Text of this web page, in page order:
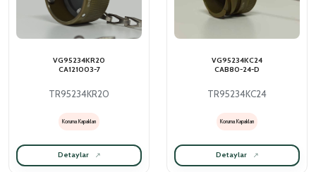
VG95234KR20
CA121003-7
TR95234KR20
Koruma Kapakları
Detaylar
VG95234KC24
CAB80-24-D
TR95234KC24
Koruma Kapakları
Detaylar